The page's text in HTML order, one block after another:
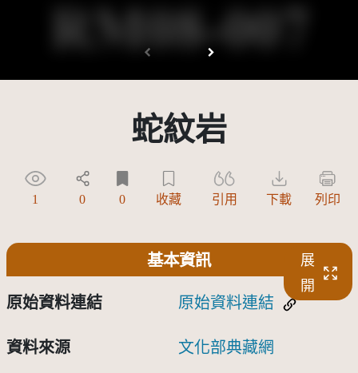
蛇紋岩
1 0 0 收藏 引用 下載 列印
基本資訊
展
開
原始資料連結 原始資料連結
資料來源 文化部典藏網